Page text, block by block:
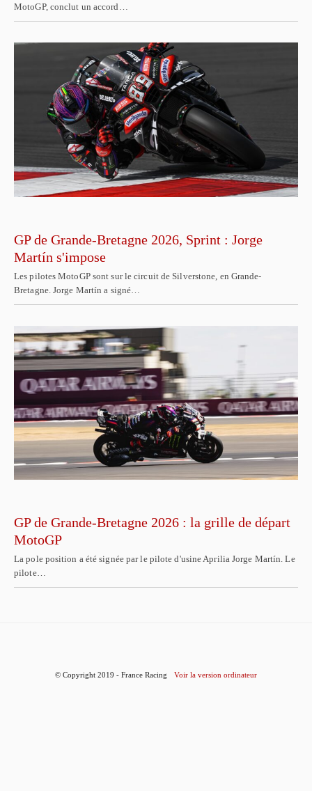
MotoGP, conclut un accord…
GP de Grande-Bretagne 2026, Sprint : Jorge
Martín s'impose
Les pilotes MotoGP sont sur le circuit de Silverstone, en Grande-
Bretagne. Jorge Martín a signé…
GP de Grande-Bretagne 2026 : la grille de départ
MotoGP
La pole position a été signée par le pilote d'usine Aprilia Jorge Martín. Le
pilote…
© Copyright 2019 - France Racing Voir la version ordinateur